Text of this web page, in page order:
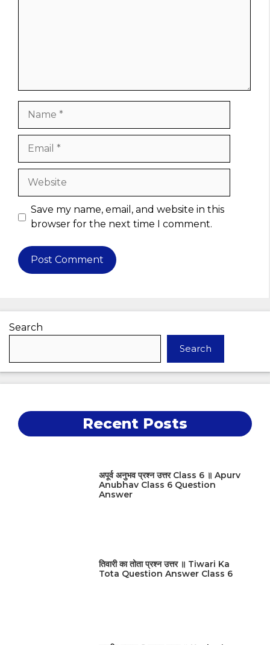
Website
Save my name, email, and website in this
browser for the next time I comment.
Search
Search
Recent Posts
अपूर्व अनुभव प्रश्न उत्तर Class 6 ॥ Apurv
Anubhav Class 6 Question
Answer
तिवारी का तोता प्रश्न उत्तर ॥ Tiwari Ka
Tota Question Answer Class 6